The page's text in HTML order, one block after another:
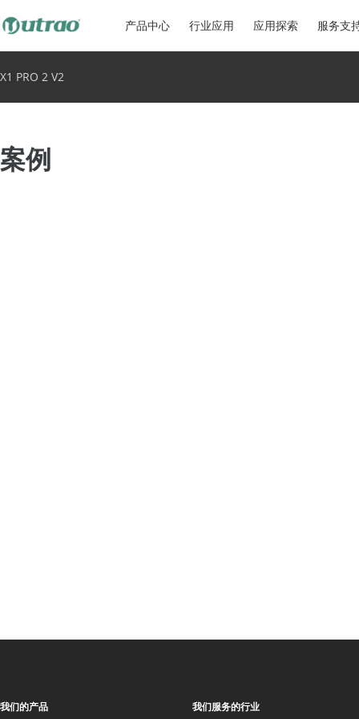
产品中心 行业应用 应用探索 服务支
X1 PRO 2 V2
案例
我们的产品 我们服务的行业